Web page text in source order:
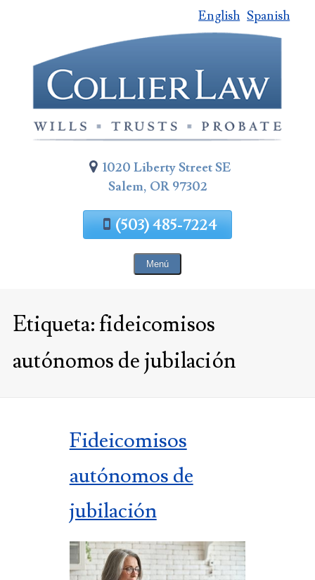
contenido
de
página
English Spanish
1020 Liberty Street SE
Salem, OR 97302
(503) 485-7224
Menú
Etiqueta: fideicomisos
autónomos de jubilación
Fideicomisos
autónomos de
jubilación